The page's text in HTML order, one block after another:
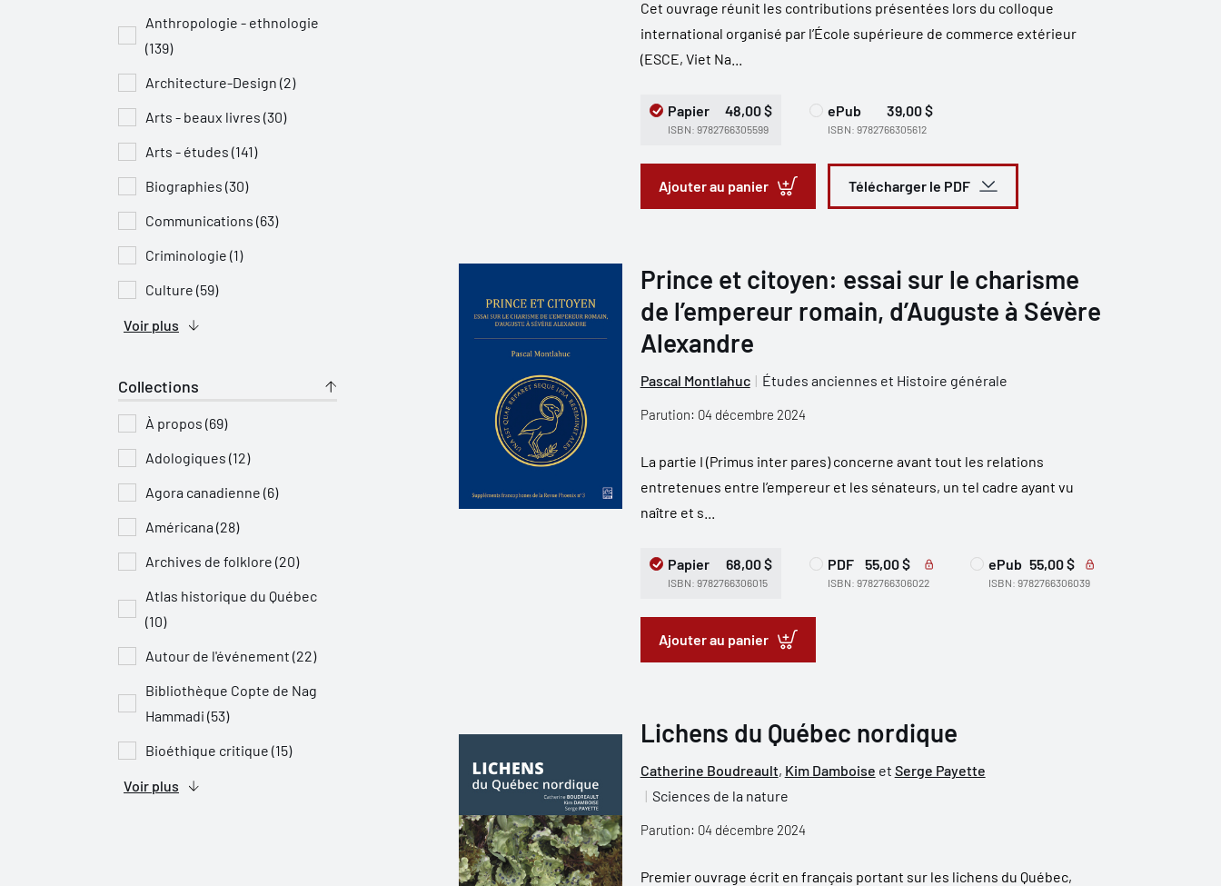
Anthropologie - ethnologie
(139)
Architecture-Design (2)
Arts - beaux livres (30)
Arts - études (141)
Biographies (30)
Communications (63)
Criminologie (1)
Culture (59)
Voir plus
Collections
À propos (69)
Adologiques (12)
Agora canadienne (6)
Américana (28)
Archives de folklore (20)
Atlas historique du Québec
(10)
Autour de l'événement (22)
Bibliothèque Copte de Nag
Hammadi (53)
Bioéthique critique (15)
Voir plus
Cet ouvrage réunit les contributions présentées lors du colloque
international organisé par l’École supérieure de commerce extérieur
(ESCE, Viet Na...
Papier 48,00 $
ISBN: 9782766305599
ePub 39,00 $
ISBN: 9782766305612
Ajouter au panier Télécharger le PDF
Prince et citoyen: essai sur le charisme
de l’empereur romain, d’Auguste à Sévère
Alexandre
Pascal Montlahuc Études anciennes et Histoire générale
Parution: 04 décembre 2024
La partie I (Primus inter pares) concerne avant tout les relations
entretenues entre l’empereur et les sénateurs, un tel cadre ayant vu
naître et s...
Papier 68,00 $
ISBN: 9782766306015
PDF 55,00 $
ISBN: 9782766306022
ePub 55,00 $
ISBN: 9782766306039
Ajouter au panier
Lichens du Québec nordique
Catherine Boudreault, Kim Damboise et Serge Payette
Sciences de la nature
Parution: 04 décembre 2024
Premier ouvrage écrit en français portant sur les lichens du Québec,